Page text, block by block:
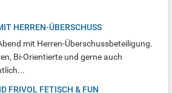
HERREN-ÜBERSCHUSS
mit Herren-Überschussbeteiligung.
Bi-Orientierte und gerne auch
FRIVOL FETISCH & FUN